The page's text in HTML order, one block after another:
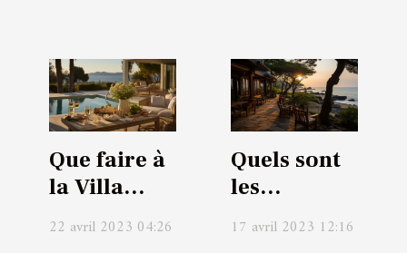
Que faire à
la Villa
Monique de
22 avril 2023 04:26
Quels sont
les
meilleurs
17 avril 2023 12:16